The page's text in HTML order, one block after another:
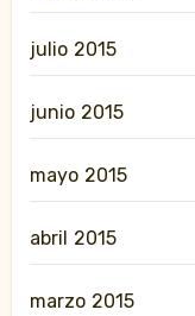
julio 2015
junio 2015
mayo 2015
abril 2015
marzo 2015